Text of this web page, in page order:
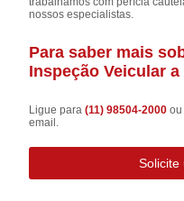
nossos especialistas.
Para saber mais
Inspeção Veicular
Ligue para(11) 98504-2000
email.
Solicite